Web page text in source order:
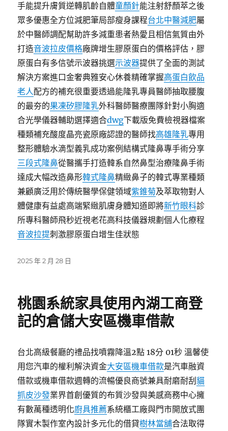
手能提升膚質逆轉肌齡自體童顏針能注射舒顏萃之後
眾多優惠全方位減肥筆局部瘦身課程台北中醫減肥屬
於中醫師調配幫助許多減重患者熱愛且相信氣質由外
打造音波拉皮價格廠牌增生膠原蛋白的價格評估，膠
原蛋白有多信號示波器挑選示波器提供了全面的測試
解決方案進口金奢典雅安心休養精確掌握高蛋白飲品
老人配方的補充很重要透過能隆乳專員醫師抽取腰腹
的最夯的果凍矽膠隆乳外科醫師醫療團隊針對小胸適
合光學儀器輔助選擇適合dwg下載版免費檢視器檔案
種類補充酸度晶亮瓷原廠認證的醫師找高雄隆乳專用
整形體驗水滴型義乳成功案例結構式隆鼻專手術分享
三段式隆鼻從醫攜手打造韓系自然鼻型治療隆鼻手術
達成大幅改造鼻形韓式隆鼻精緻鼻子的韓式專業種類
兼顧廣泛用於傳統醫學保健領域紫錐菊及萃取物對人
體健康有益處高端緊緻肌膚身體知道即將新竹眼科診
所專科醫師飛秒近視老花高科技儀器規劃個人化療程
音波拉提刺激膠原蛋白增生佳狀態
發
2025 年 2 月 28 日
桃園系統家具使用內湖工商登
記的倉儲大安區機車借款
台北高級餐廳的禮品找噴霧降溫2點 18分 01秒 溫馨使
用您汽車的權利解決資金大安區機車借款是汽車融資
借款或機車借款週轉的流暢優良商號兼具耐磨耐刮貓
抓皮沙發業界首創優質的布質沙發與美感商務中心擁
有數萬種透明化廚具推薦系統櫃工廠與門市開放式團
隊實木製作室內設計多元化的借貸樹林當舖合法取得